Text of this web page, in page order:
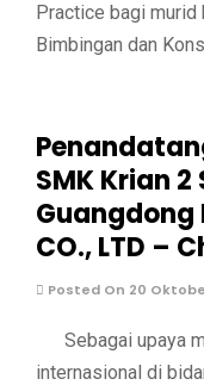
Practice bagi
Bimbingan dan
SMK Krian
CO., LTD –
Posted On 20
Sebagai upaya
internasional di